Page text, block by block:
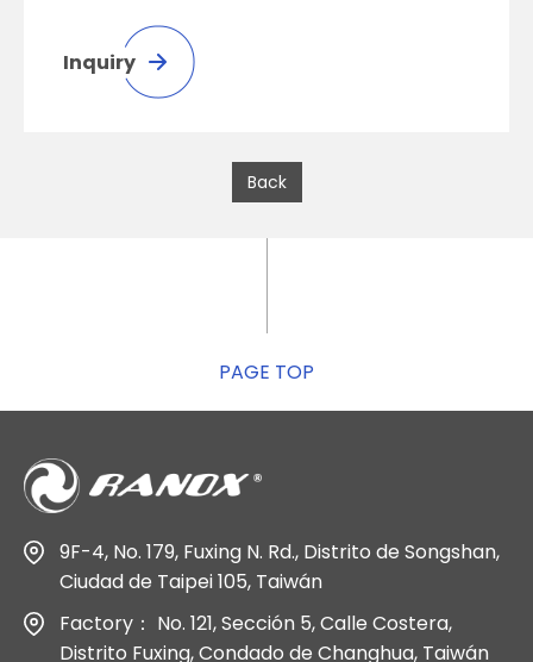
Inquiry
Back
PAGE TOP
9F-4, No. 179, Fuxing N. Rd., Distrito de Songshan,
Ciudad de Taipei 105, Taiwán
Factory： No. 121, Sección 5, Calle Costera,
Distrito Fuxing, Condado de Changhua, Taiwán